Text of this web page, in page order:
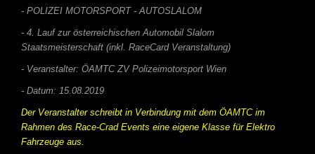
- POLIZEI MOTORSPORT - AUTOSLALOM
- 4. Lauf zur österreichischen Automobil Slalom
Staatsmeisterschaft (inkl. RaceCard Veranstaltung)
- Veranstalter: ÖAMTC ZV Polizeimotorsport Wien
- Datum: 15.08.2019
Der Veranstalter schreibt in Verbindung mit dem ÖAMTC im
Rahmen des Race-Crad Events eine eigene Klasse für Elektro
Fahrzeuge aus.